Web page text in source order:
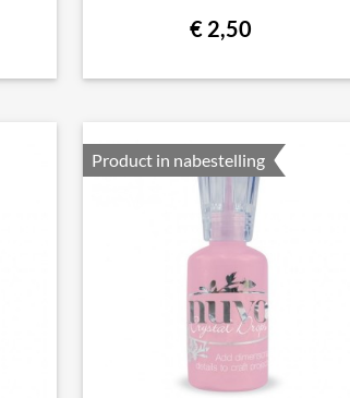
€ 2,50
Product in nabestelling